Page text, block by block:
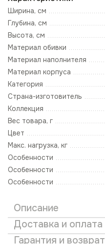
Ширина, см
Глубина, см
Высота, см
Материал обивки
Материал наполнителя
Материал корпуса
Категория
Страна-изготовитель
Коллекция
Вес товара, г
Цвет
Макс. нагрузка, кг
Особенности
Особенности
Особенности
Описание
Доставка и оплата
Гарантия и возврат